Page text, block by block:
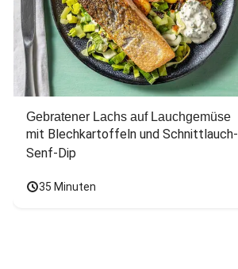
Gebratener Lachs auf Lauchgemüse
mit Blechkartoffeln und Schnittlauch-
Senf-Dip
35 Minuten